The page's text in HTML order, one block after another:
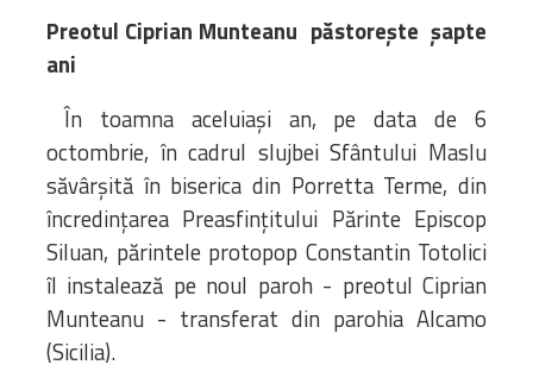
Preotul Ciprian Munteanu păstorește șapte
ani
În toamna aceluiași an, pe data de 6
octombrie, în cadrul slujbei Sfântului Maslu
săvârșită în biserica din Porretta Terme, din
încredințarea Preasfințitului Părinte Episcop
Siluan, părintele protopop Constantin Totolici
îl instalează pe noul paroh - preotul Ciprian
Munteanu - transferat din parohia Alcamo
(Sicilia).